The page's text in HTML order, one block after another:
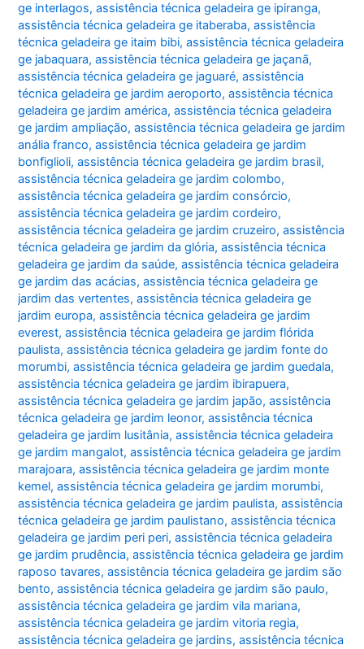
ge interlagos,assistência técnica geladeira ge ipiranga,
assistência técnica geladeira ge itaberaba,assistência
técnica geladeira ge itaim bibi,assistência técnica geladeira
ge jabaquara,assistência técnica geladeira ge jaçanã,
assistência técnica geladeira ge jaguaré,assistência
técnica geladeira ge jardim aeroporto,assistência técnica
geladeira ge jardim américa,assistência técnica geladeira
ge jardim ampliação,assistência técnica geladeira ge jardim
anália franco,assistência técnica geladeira ge jardim
bonfiglioli,assistência técnica geladeira ge jardim brasil,
assistência técnica geladeira ge jardim colombo,
assistência técnica geladeira ge jardim consórcio,
assistência técnica geladeira ge jardim cordeiro,
assistência técnica geladeira ge jardim cruzeiro,assistência
técnica geladeira ge jardim da glória,assistência técnica
geladeira ge jardim da saúde,assistência técnica geladeira
ge jardim das acácias,assistência técnica geladeira ge
jardim das vertentes,assistência técnica geladeira ge
jardim europa,assistência técnica geladeira ge jardim
everest,assistência técnica geladeira ge jardim flórida
paulista,assistência técnica geladeira ge jardim fonte do
morumbi,assistência técnica geladeira ge jardim guedala,
assistência técnica geladeira ge jardim ibirapuera,
assistência técnica geladeira ge jardim japão,assistência
técnica geladeira ge jardim leonor,assistência técnica
geladeira ge jardim lusitânia,assistência técnica geladeira
ge jardim mangalot,assistência técnica geladeira ge jardim
marajoara,assistência técnica geladeira ge jardim monte
kemel,assistência técnica geladeira ge jardim morumbi,
assistência técnica geladeira ge jardim paulista,assistência
técnica geladeira ge jardim paulistano,assistência técnica
geladeira ge jardim peri peri,assistência técnica geladeira
ge jardim prudência,assistência técnica geladeira ge jardim
raposo tavares,assistência técnica geladeira ge jardim são
bento,assistência técnica geladeira ge jardim são paulo,
assistência técnica geladeira ge jardim vila mariana,
assistência técnica geladeira ge jardim vitoria regia,
assistência técnica geladeira ge jardins,assistência técnica